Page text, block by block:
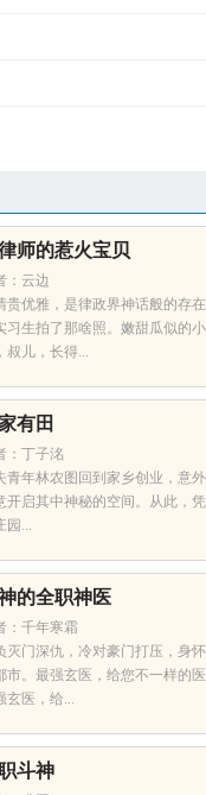
师的惹火宝贝
：云边
贵优雅，是律政界神话般的存
习生拍了那啥照。嫩甜瓜似的
叔儿，长得...
有田
：丁子洺
青年林农图回到家乡创业，意
开启其中神秘的空间。从此，
园...
的全职神医
：千年寒霜
灭门深仇，冷对豪门打压，身
市。最强玄医，给您不一样的医
玄医，给...
斗神